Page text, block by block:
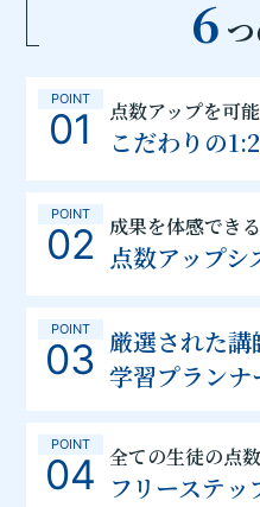
6
POINT
01 点数アップを可
こだわりの
POINT
02 成果を体感できる
点数アップ
POINT
03 厳選された講
学習プランナ
POINT
04 全ての生徒の点
フリーステ